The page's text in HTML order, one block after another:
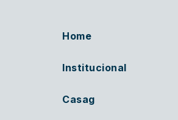
Home
Institucional
Casag